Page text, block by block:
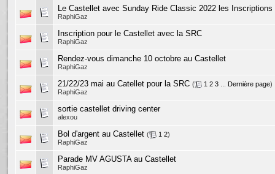
Le Castellet avec Sunday Ride Classic 2022 les Inscriptions
RaphiGaz
Inscription pour le Castellet avec la SRC
RaphiGaz
Rendez-vous dimanche 10 octobre au Castellet
RaphiGaz
21/22/23 mai au Catellet pour la SRC ( 1 2 3 Dernière page)
RaphiGaz
sortie castellet driving center
alexou
Bol d'argent au Castellet ( 1 2)
RaphiGaz
Parade MV AGUSTA au Castellet
RaphiGaz